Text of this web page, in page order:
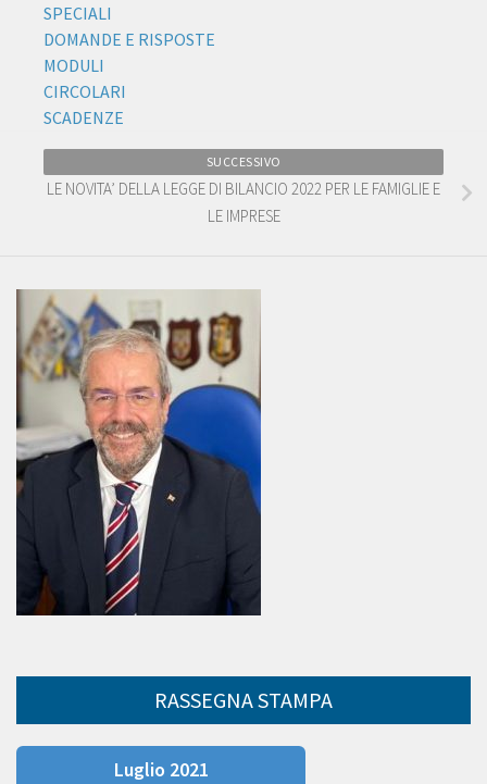
SPECIALI
DOMANDE E RISPOSTE
MODULI
CIRCOLARI
SCADENZE
SUCCESSIVO
LE NOVITA’ DELLA LEGGE DI BILANCIO 2022 PER LE FAMIGLIE E
LE IMPRESE
RASSEGNA STAMPA
Luglio 2021